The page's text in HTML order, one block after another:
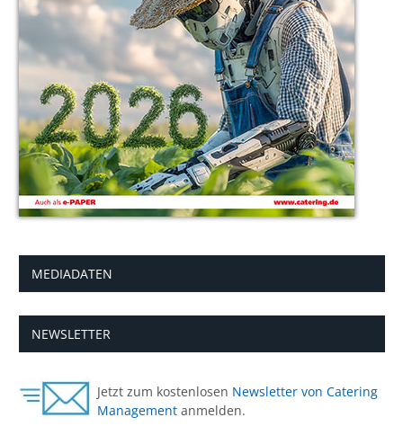
MEDIADATEN
NEWSLETTER
Jetzt zum kostenlosen Newsletter von Catering
Management anmelden.